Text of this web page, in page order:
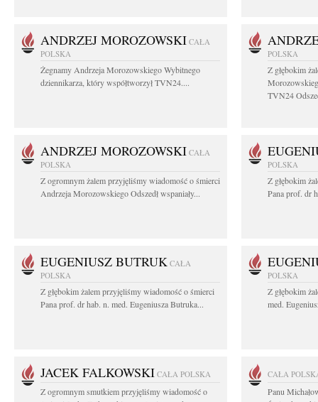
ANDRZEJ MOROZOWSKI CAŁA
POLSKA
Żegnamy Andrzeja Morozowskiego Wybitnego
dziennikarza, który współtworzył TVN24....
POLSKA
Z głębokim
TVN24
ANDRZEJ MOROZOWSKI CAŁA
POLSKA
Z ogromnym żalem przyjęliśmy wiadomość o śmierci
Andrzeja Morozowskiego Odszedł wspaniały...
POLSKA
Z głębokim
Pana prof. dr
EUGENIUSZ BUTRUK CAŁA
POLSKA
Z głębokim żalem przyjęliśmy wiadomość o śmierci
Pana prof. dr hab. n. med. Eugeniusza Butruka...
POLSKA
Z głębokim
med.
JACEK FALKOWSKI CAŁA POLSKA
Z ogromnym smutkiem przyjęliśmy wiadomość o
CAŁA
Panu